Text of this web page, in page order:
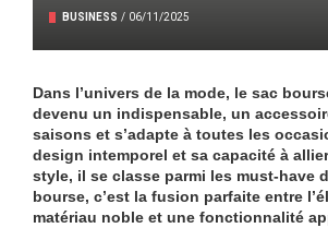
BUSINESS / 06/11/2025
Dans l’univers de la mode, le sac
devenu un indispensable, un
saisons et s’adapte à toutes les
design intemporel et sa capacité à
style, il se classe parmi les must-have
bourse, c’est la fusion parfaite entre
matériau noble et une fonctionnalité